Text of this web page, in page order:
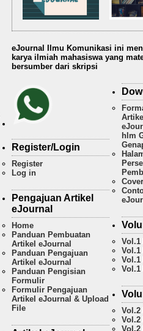
eJournal Ilmu Komunikasi ini
karya ilmiah mahasiswa yang
bersumber dari skripsi
Register/Login
Register
Log in
Pengajuan Artikel
eJournal
Home
Panduan Pembuatan
Artikel eJournal
Panduan Pengajuan
Artikel eJournal
Panduan Pengisian
Formulir
Formulir Pengajuan
Artikel eJournal & Upload
File
hlm
Vol.1
Vol.1
Vol.1
Vol.1
Vol.2
Vol.2
Vol.2